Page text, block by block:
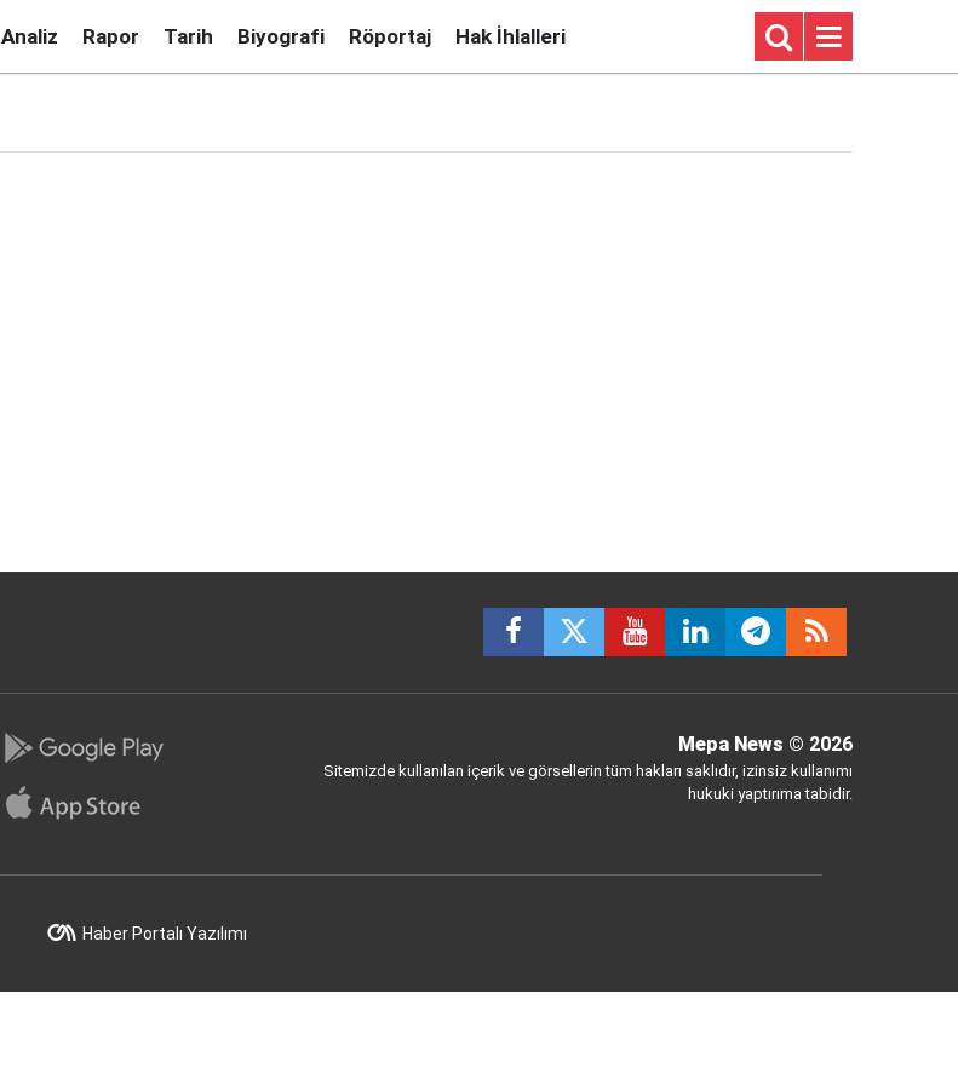
Analiz Rapor Tarih Biyografi Röportaj Hak İhlalleri
Mepa News © 2026
Sitemizde kullanılan içerik ve görsellerin tüm hakları saklıdır, izinsiz kullanımı
hukuki yaptırıma tabidir.
Haber Portalı Yazılımı